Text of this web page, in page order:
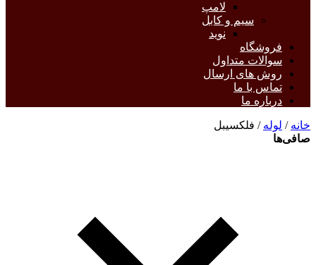
لامپ
سیم و کابل
نوید
فروشگاه
سوالات متداول
روش های ارسال
تماس با ما
درباره ما
خانه / لوله / فلکسیبل
صافی‌ها